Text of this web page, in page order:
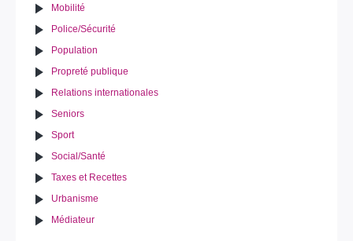
Mobilité
Police/Sécurité
Population
Propreté publique
Relations internationales
Seniors
Sport
Social/Santé
Taxes et Recettes
Urbanisme
Médiateur